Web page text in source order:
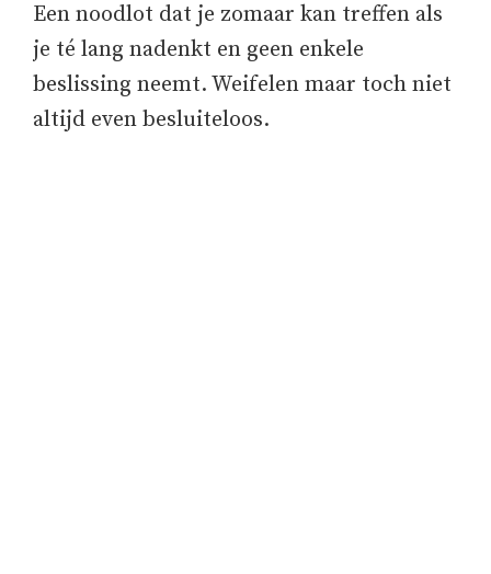
Een noodlot dat je zomaar kan treffen als
je té lang nadenkt en geen enkele
beslissing neemt. Weifelen maar toch niet
altijd even besluiteloos.